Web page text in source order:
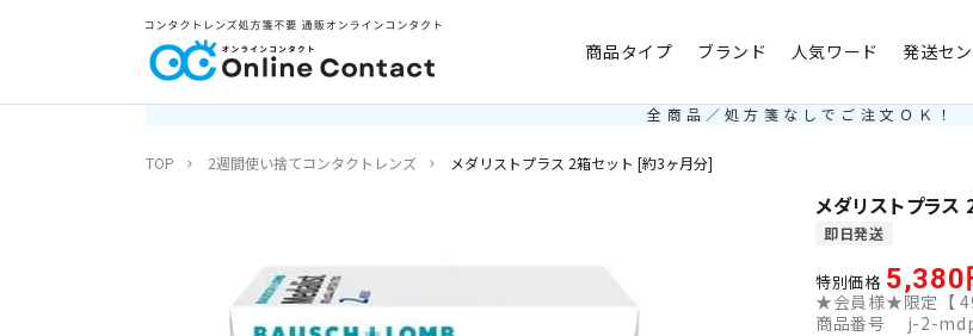
商品タイプ ブランド 人気ワード 発送セ
全商品／処方箋なしでご注文ＯＫ！
TOP 2週間使い捨てコンタクトレンズ メダリストプラス 2箱セット [約3ヶ月分]
メダリストプラ
即日発送
特別価格 5,380
★会員様★限定【
商品番号
j-2-